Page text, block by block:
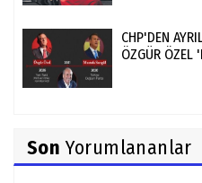
CHP'DEN
ÖZGÜR ÖZEL
Son Yorumlananlar